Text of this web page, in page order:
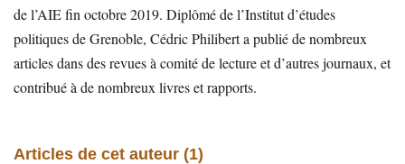
de l’AIE fin octobre 2019. Diplômé de l’Institut d’études
politiques de Grenoble, Cédric Philibert a publié de nombreux
articles dans des revues à comité de lecture et d’autres journaux, et
contribué à de nombreux livres et rapports.
Articles de cet auteur (1)